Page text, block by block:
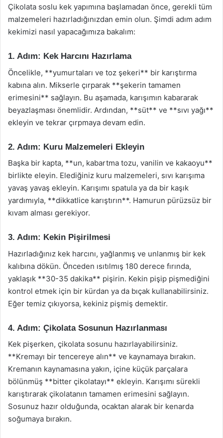
Çikolata soslu kek yapımına başlamadan önce, gerekli tüm
malzemeleri hazırladığınızdan emin olun. Şimdi adım adım
kekimizi nasıl yapacağımıza bakalım:
1. Adım: Kek Harcını Hazırlama
Öncelikle, **yumurtaları ve toz şekeri** bir karıştırma
kabına alın. Mikserle çırparak **şekerin tamamen
erimesini** sağlayın. Bu aşamada, karışımın kabararak
beyazlaşması önemlidir. Ardından, **süt** ve **sıvı yağı**
ekleyin ve tekrar çırpmaya devam edin.
2. Adım: Kuru Malzemeleri Ekleyin
Başka bir kapta, **un, kabartma tozu, vanilin ve kakaoyu**
birlikte eleyin. Elediğiniz kuru malzemeleri, sıvı karışıma
yavaş yavaş ekleyin. Karışımı spatula ya da bir kaşık
yardımıyla, **dikkatlice karıştırın**. Hamurun pürüzsüz bir
kıvam alması gerekiyor.
3. Adım: Kekin Pişirilmesi
Hazırladığınız kek harcını, yağlanmış ve unlanmış bir kek
kalıbına dökün. Önceden ısıtılmış 180 derece fırında,
yaklaşık **30-35 dakika** pişirin. Kekin pişip pişmediğini
kontrol etmek için bir kürdan ya da bıçak kullanabilirsiniz.
Eğer temiz çıkıyorsa, kekiniz pişmiş demektir.
4. Adım: Çikolata Sosunun Hazırlanması
Kek pişerken, çikolata sosunu hazırlayabilirsiniz.
**Kremayı bir tencereye alın** ve kaynamaya bırakın.
Kremanın kaynamasına yakın, içine küçük parçalara
bölünmüş **bitter çikolatayı** ekleyin. Karışımı sürekli
karıştırarak çikolatanın tamamen erimesini sağlayın.
Sosunuz hazır olduğunda, ocaktan alarak bir kenarda
soğumaya bırakın.